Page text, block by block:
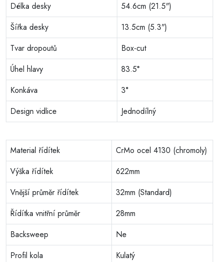
Délka desky
54.6cm (21.5")
Šířka desky
13.5cm (5.3")
Tvar dropoutů
Box-cut
Úhel hlavy
83.5°
Konkáva
3°
Design vidlice
Jednodílný
Material řídítek
CrMo ocel 4130 (chromoly)
Výška řídítek
622mm
Vnější průměr řídítek
32mm (Standard)
Řídítka vnitřní průměr
28mm
Backsweep
Ne
Profil kola
Kulatý